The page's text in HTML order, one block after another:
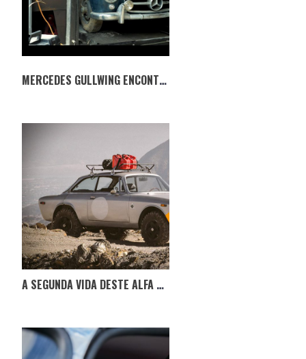
MERCEDES GULLWING ENCONTRADO 42 ANOS DEPOIS
A SEGUNDA VIDA DESTE ALFA ROMEO GTV